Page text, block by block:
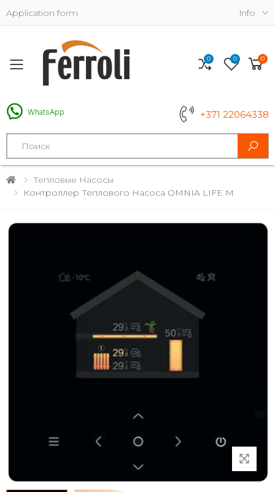
Application form Info
Toggle mobile menu
WhatsApp +371 22064338
Search
0 0 0
Тепловые Насосы
Контроллер Теплового Насоса OMNIA LIFE M